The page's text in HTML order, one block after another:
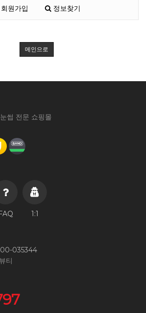
원가입 정보찾기
메인으로
썹 전문 쇼핑몰
1:1
00-035344
티